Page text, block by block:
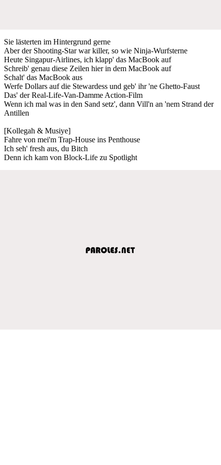
Sie lästerten im Hintergrund gerne
Aber der Shooting-Star war killer, so wie Ninja-Wurfsterne
Heute Singapur-Airlines, ich klapp' das MacBook auf
Schreib' genau diese Zeilen hier in dem MacBook auf
Schalt' das MacBook aus
Werfe Dollars auf die Stewardess und geb' ihr 'ne Ghetto-Faust
Das' der Real-Life-Van-Damme Action-Film
Wenn ich mal was in den Sand setz', dann Vill'n an 'nem Strand der
Antillen
[Kollegah & Musiye]
Fahre von mei'm Trap-House ins Penthouse
Ich seh' fresh aus, du Bitch
Denn ich kam von Block-Life zu Spotlight